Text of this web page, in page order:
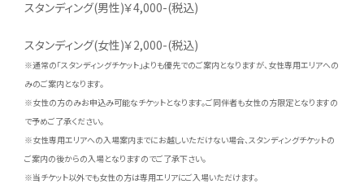
スタンディング(男性)￥4,000-(税込)
スタンディング(女性)￥2,000-(税込)
※通常の「スタンディングチケット」よりも優先でのご案内となりますが、女性専用エリアへの
みのご案内となります。
※女性の方のみお申込み可能なチケットとなります。ご同伴者も女性の方限定となりますの
で予めご了承ください。
※女性専用エリアへの入場案内までにお越しいただけない場合、スタンディングチケットの
ご案内の後からの入場となりますのでご了承下さい。
※当チケット以外でも女性の方は専用エリアにご入場いただけます。